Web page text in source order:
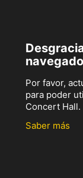
Por favor,
para poder
Concert Hall.
Saber más